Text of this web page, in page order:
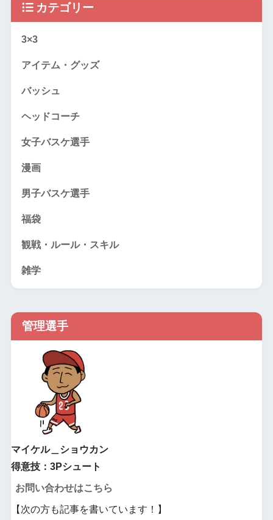
カテゴリー
3×3
アイテム・グッズ
バッシュ
ヘッドコーチ
女子バスケ選手
漫画
男子バスケ選手
福袋
観戦・ルール・スキル
雑学
管理選手
マイケル＿ショウカン
得意技：3Pシュート
お問い合わせはこちら
【次の方も記事を書いています！】